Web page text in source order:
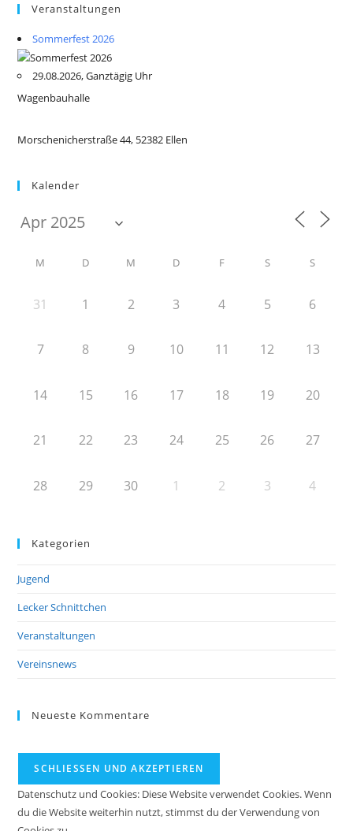
Veranstaltungen
Sommerfest 2026
29.08.2026, Ganztägig Uhr
Wagenbauhalle
Morschenicherstraße 44, 52382 Ellen
Kalender
M D M D F S S
31 1 2 3 4 5 6
7 8 9 10 11 12 13
14 15 16 17 18 19 20
21 22 23 24 25 26 27
28 29 30 1 2 3 4
Kategorien
Jugend
Lecker Schnittchen
Veranstaltungen
Vereinsnews
Neueste Kommentare
Datenschutz und Cookies: Diese Website verwendet Cookies. Wenn
du die Website weiterhin nutzt, stimmst du der Verwendung von